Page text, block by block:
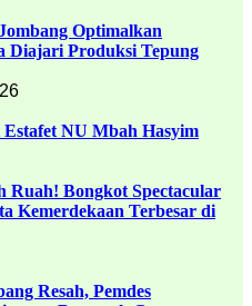
Optimalkan
Diajari Produksi Tepung
NU Mbah Hasyim
Ruah! Bongkot Spectacular
Kemerdekaan Terbesar di
Resah, Pemdes